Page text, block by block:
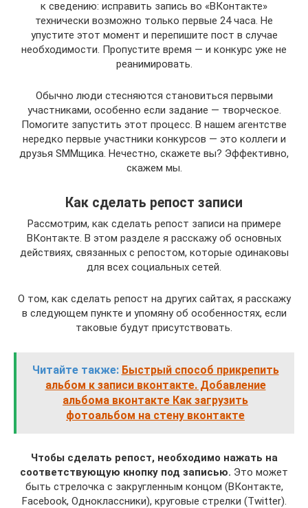
к сведению: исправить запись во «ВКонтакте»
технически возможно только первые 24 часа. Не
упустите этот момент и перепишите пост в случае
необходимости. Пропустите время — и конкурс уже не
реанимировать.
Обычно люди стесняются становиться первыми
участниками, особенно если задание — творческое.
Помогите запустить этот процесс. В нашем агентстве
нередко первые участники конкурсов — это коллеги и
друзья SMMщика. Нечестно, скажете вы? Эффективно,
скажем мы.
Как сделать репост записи
Рассмотрим, как сделать репост записи на примере
ВКонтакте. В этом разделе я расскажу об основных
действиях, связанных с репостом, которые одинаковы
для всех социальных сетей.
О том, как сделать репост на других сайтах, я расскажу
в следующем пункте и упомяну об особенностях, если
таковые будут присутствовать.
Читайте также: Быстрый способ прикрепить
альбом к записи вконтакте. Добавление
альбома вконтакте Как загрузить
фотоальбом на стену вконтакте
Чтобы сделать репост, необходимо нажать на
соответствующую кнопку под записью. Это может
быть стрелочка с закругленным концом (ВКонтакте,
Facebook, Одноклассники), круговые стрелки (Twitter).